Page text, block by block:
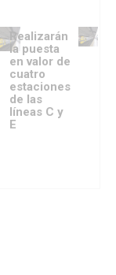
Realizarán
la puesta
en valor de
cuatro
estaciones
de las
líneas C y
E